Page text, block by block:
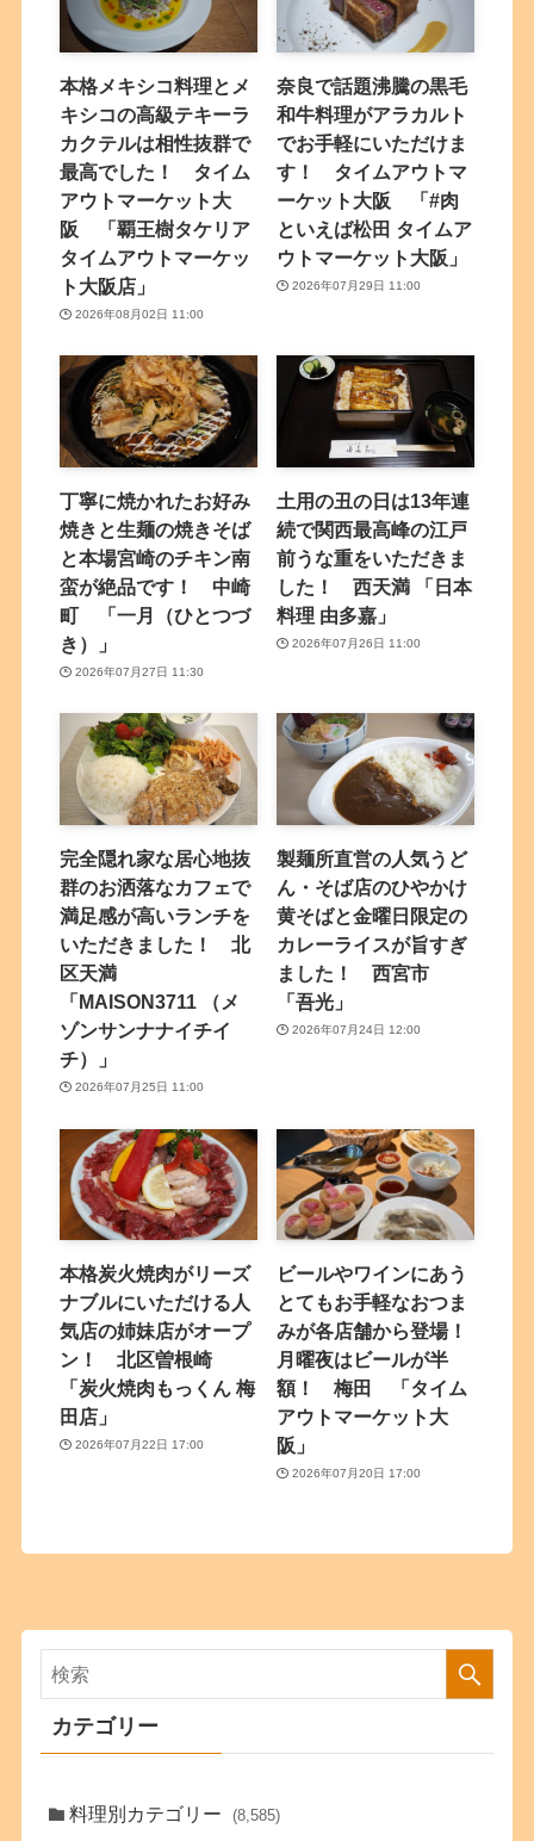
本格メキシコ料理とメ
キシコの高級テキーラ
カクテルは相性抜群で
最高でした！ タイム
アウトマーケット大
阪 「覇王樹タケリア
タイムアウトマーケッ
ト大阪店」
2026年08月02日 11:00
奈良で話題沸騰の黒毛
和牛料理がアラカルト
でお手軽にいただけま
す！ タイムアウトマ
ーケット大阪 「#肉
といえば松田 タイムア
ウトマーケット大阪」
2026年07月29日 11:00
丁寧に焼かれたお好み
焼きと生麺の焼きそば
と本場宮崎のチキン南
蛮が絶品です！ 中崎
町 「一月（ひとつづ
き）」
2026年07月27日 11:30
土用の丑の日は13年連
続で関西最高峰の江戸
前うな重をいただきま
した！ 西天満 「日本
料理 由多嘉」
2026年07月26日 11:00
完全隠れ家な居心地抜
群のお洒落なカフェで
満足感が高いランチを
いただきました！ 北
区天満
「MAISON3711 （メ
ゾンサンナナイチイ
チ）」
2026年07月25日 11:00
製麺所直営の人気うど
ん・そば店のひやかけ
黄そばと金曜日限定の
カレーライスが旨すぎ
ました！ 西宮市
「吾光」
2026年07月24日 12:00
本格炭火焼肉がリーズ
ナブルにいただける人
気店の姉妹店がオープ
ン！ 北区曽根崎
「炭火焼肉もっくん 梅
田店」
2026年07月22日 17:00
ビールやワインにあう
とてもお手軽なおつま
みが各店舗から登場！
月曜夜はビールが半
額！ 梅田 「タイム
アウトマーケット大
阪」
2026年07月20日 17:00
カテゴリー
料理別カテゴリー (8,585)